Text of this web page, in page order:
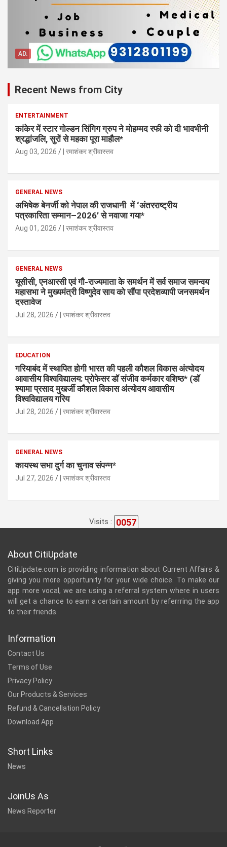
AD.
Recent News from City
ENTERTAINMENT
कांकेर में स्टार गोल्डन सिंगिग ग्रुप ने मोहम्मद रफी को दी भावभीनी
श्रद्धांजलि, सुरों से महका पूरा माहौल*
Aug 03, 2026 | रमाशंकर श्रीवास्तव
GENERAL NEWS
अभिषेक बेनर्जी को नेपाल की राजधानी में ‘अंतरराष्ट्रीय
पत्रकारिता सम्मान–2026’ से नवाजा गया*
Aug 01, 2026 | रमाशंकर श्रीवास्तव
GENERAL NEWS
यूसीसी, एनआरसी एवं गौ-राज्यमाता के समर्थन में सर्व समाज समन्वय
महासभा ने मुख्यमंत्री विष्णुदेव साय को सौंपा प्रदेशव्यापी जनसमर्थन
दस्तावेज
Jul 28, 2026 | रमाशंकर श्रीवास्तव
EDUCATION
गरियाबंद में स्थापित होगी भारत की पहली कौशल विकास अंत्योदय
आवासीय विश्वविद्यालय: प्रोफेसर डॉ संजीव कर्मकार वशिष्ठ* (डॉ
श्यामा प्रसाद मुखर्जी कौशल विकास अंत्योदय आवासीय
विश्वविद्यालय गरिय
Jul 28, 2026 | रमाशंकर श्रीवास्तव
GENERAL NEWS
कायस्थ सभा दुर्ग का चुनाव संपन्न*
Jul 27, 2026 | रमाशंकर श्रीवास्तव
Visits : 0057
About CitiUpdate
CitiUpdate.com is providing information about Current Affairs &
giving you more opportunity for your wide choice. To make our
app more vocal, we are using a referral system where in users
will get a chance to earn a certain amount by referrring the app
to their friends.
Information
Contact Us
Terms of Use
Privacy Policy
Our Products & Services
Refund & Cancellation Policy
Download App
Short Links
News
JoinUs As
News Reporter